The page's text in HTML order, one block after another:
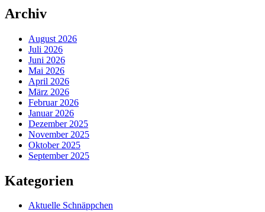
Archiv
August 2026
Juli 2026
Juni 2026
Mai 2026
April 2026
März 2026
Februar 2026
Januar 2026
Dezember 2025
November 2025
Oktober 2025
September 2025
Kategorien
Aktuelle Schnäppchen